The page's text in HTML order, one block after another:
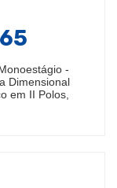
-
Dimensional
em II Polos,